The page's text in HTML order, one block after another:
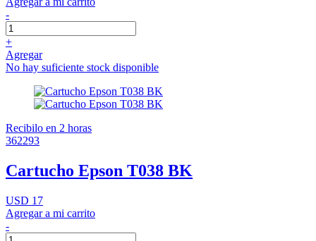
-
+
Agregar
No hay suficiente stock disponible
Recibilo en 2 horas
362293
Cartucho Epson T038 BK
USD 17
Agregar a mi carrito
-